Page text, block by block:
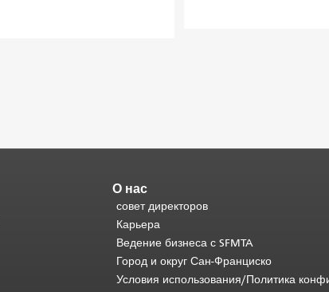
О нас
совет директоров
Карьера
Ведение бизнеса с SFMTA
Город и округ Сан-Франциско
Условия использования/Политика